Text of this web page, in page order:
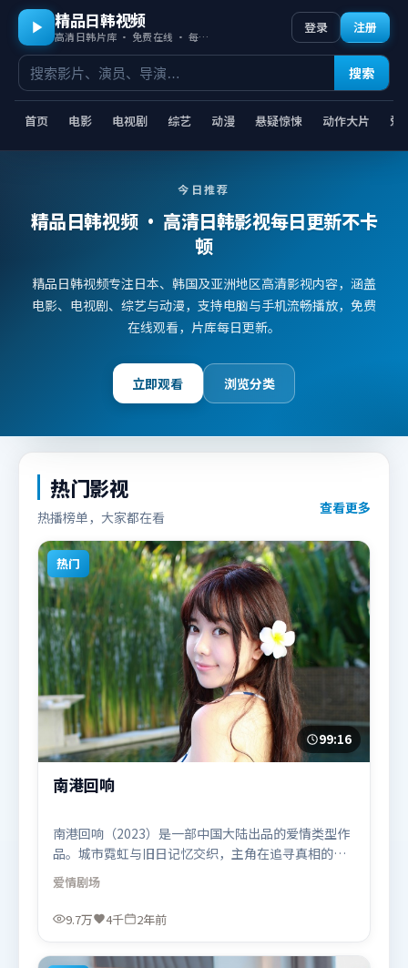
精品日韩视频
高清日韩片库 · 免费在线 · 每日更新
首页 电影 电视剧 综艺 动漫 悬疑惊悚 动作大片 爱
搜索
登录 注册
今日推荐
精品日韩视频· 高清日韩影视每日更新不卡
顿
精品日韩视频专注日本、韩国及亚洲地区高清影视内容，涵盖
电影、电视剧、综艺与动漫，支持电脑与手机流畅播放，免费
在线观看，片库每日更新。
立即观看 浏览分类
热门影视
热播榜单，大家都在看
查看更多
热门
99:16
南港回响
南港回响（2023）是一部中国大陆出品的爱情类型作
品。城市霓虹与旧日记忆交织，主角在追寻真相的路
上不断付出代价。人物关系网复杂却不凌乱，每场对
手戏都推动信息增量。由雷德利·斯科特执导，迪皮
卡·帕度柯妮、宋康昊、刘德华，堺雅人等联袂出
首映上线，适合喜欢爱情题材的观众观看。
爱情剧场
9.7万 4千 2年前